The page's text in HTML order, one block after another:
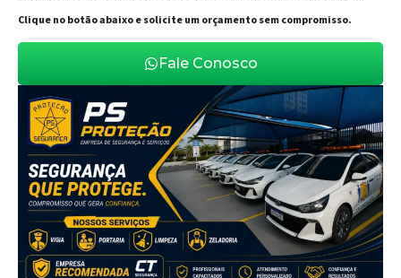
Clique no botão abaixo e solicite um orçamento sem compromisso.
Fale Conosco